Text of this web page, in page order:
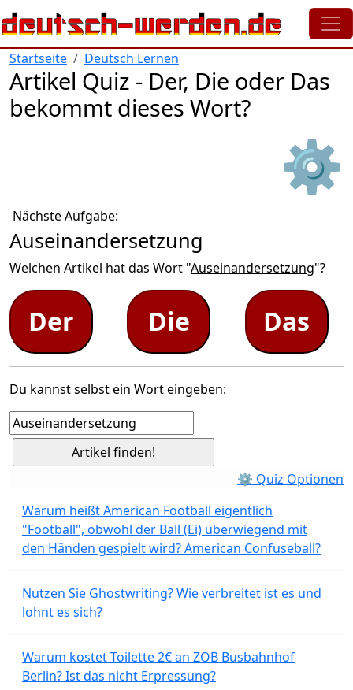
Direkt zum Inhalt
Startseite Deutsch Lernen
Artikel Quiz - Der, Die oder Das
bekommt dieses Wort?
⚙
Nächste Aufgabe:
Auseinandersetzung
Welchen Artikel hat das Wort "Auseinandersetzung"?
Der Die Das
Du kannst selbst ein Wort eingeben:
⚙ Quiz Optionen
Warum heißt American Football eigentlich
"Football", obwohl der Ball (Ei) überwiegend mit
den Händen gespielt wird? American Confuseball?
Nutzen Sie Ghostwriting? Wie verbreitet ist es und
lohnt es sich?
Warum kostet Toilette 2€ an ZOB Busbahnhof
Berlin? Ist das nicht Erpressung?